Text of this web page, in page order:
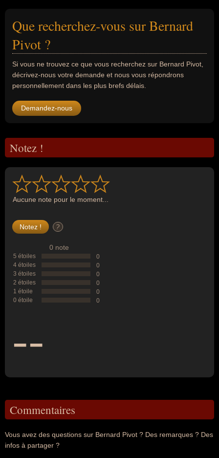
Que recherchez-vous sur Bernard
Pivot ?
Si vous ne trouvez ce que vous recherchez sur Bernard Pivot,
décrivez-nous votre demande et nous vous répondrons
personnellement dans les plus brefs délais.
Demandez-nous
Notez !
Aucune note pour le moment...
?
0 note
5 étoiles
0
4 étoiles
0
3 étoiles
0
2 étoiles
0
1 étoile
0
0 étoile
0
--
Commentaires
Vous avez des questions sur Bernard Pivot ? Des remarques ? Des
infos à partager ?